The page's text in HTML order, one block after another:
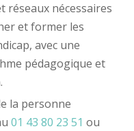
réseaux nécessaires
et former les
avec une
pédagogique et
la personne
01 43 80 23 51 ou